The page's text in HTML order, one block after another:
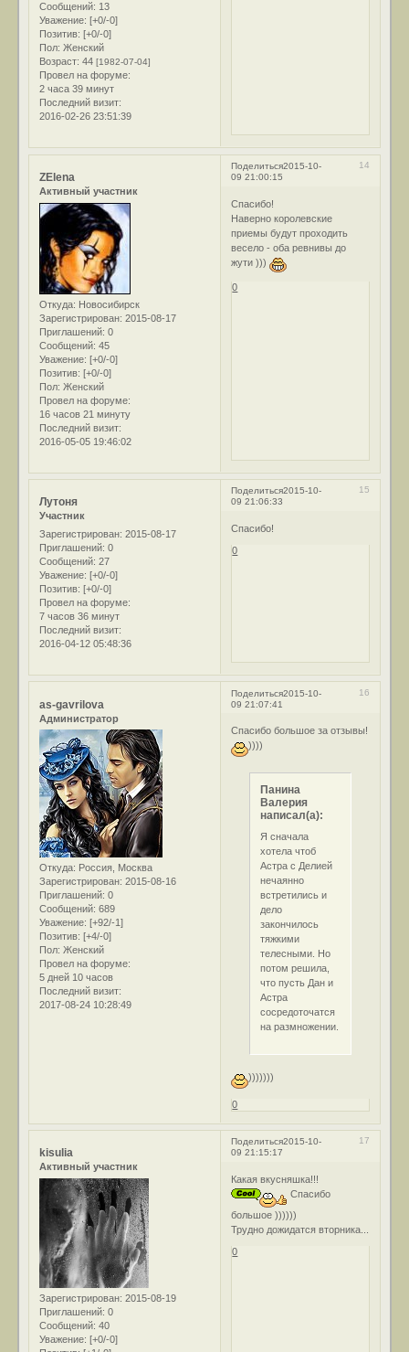
Сообщений: 13
Уважение: [+0/-0]
Позитив: [+0/-0]
Пол: Женский
Возраст: 44[1982-07-04]
Провел на форуме:
2 часа 39 минут
Последний визит:
2016-02-26 23:51:39
Поделиться 14
2015-10-
09 21:00:15
ZElena
Активный участник
Откуда: Новосибирск
Зарегистрирован: 2015-08-17
Приглашений: 0
Сообщений: 45
Уважение: [+0/-0]
Позитив: [+0/-0]
Пол: Женский
Провел на форуме:
16 часов 21 минуту
Последний визит:
2016-05-05 19:46:02
Спасибо!
Наверно королевские
приемы будут проходить
весело - оба ревнивы до
жути )))
0
Поделиться 15
2015-10-
09 21:06:33
Лутоня
Участник
Зарегистрирован: 2015-08-17
Приглашений: 0
Сообщений: 27
Уважение: [+0/-0]
Позитив: [+0/-0]
Провел на форуме:
7 часов 36 минут
Последний визит:
2016-04-12 05:48:36
Спасибо!
0
Поделиться 16
2015-10-
09 21:07:41
as-gavrilova
Администратор
Откуда: Россия, Москва
Зарегистрирован: 2015-08-16
Приглашений: 0
Сообщений: 689
Уважение: [+92/-1]
Позитив: [+4/-0]
Пол: Женский
Провел на форуме:
5 дней 10 часов
Последний визит:
2017-08-24 10:28:49
Спасибо большое за отзывы!
))))
Панина
Валерия
написал(а):
Я сначала
хотела чтоб
Астра с Делией
нечаянно
встретились и
дело
закончилось
тяжкими
телесными. Но
потом решила,
что пусть Дан и
Астра
сосредоточатся
на размножении.
)))))))
0
Поделиться 17
2015-10-
09 21:15:17
kisulia
Активный участник
Зарегистрирован: 2015-08-19
Приглашений: 0
Сообщений: 40
Уважение: [+0/-0]
Какая вкусняшка!!!
Спасибо
большое ))))))
Трудно дожидатся вторника...
0